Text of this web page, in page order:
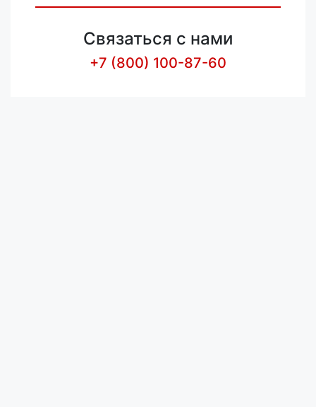
Связаться с нами
+7 (800) 100-87-60